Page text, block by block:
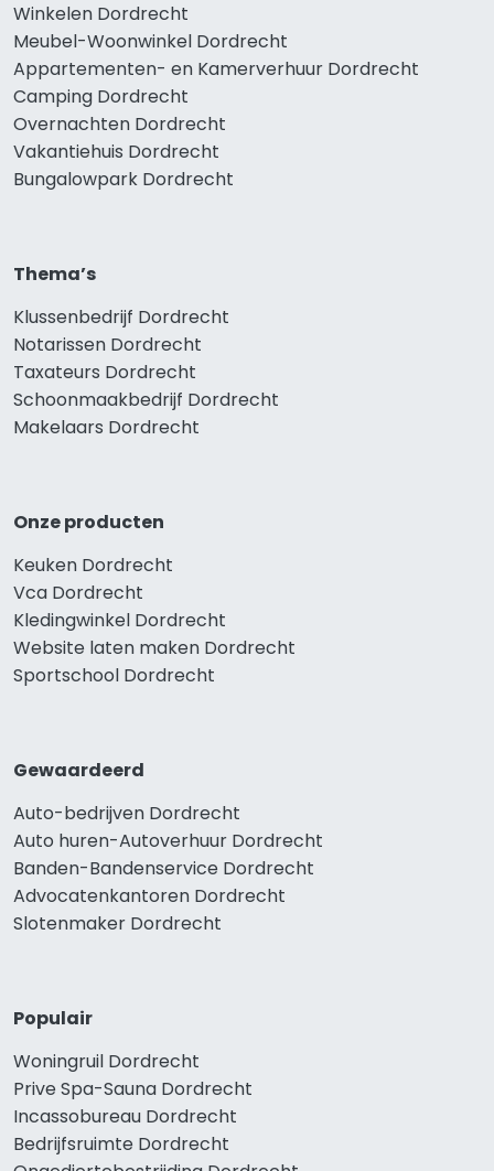
Winkelen Dordrecht
Meubel-Woonwinkel Dordrecht
Appartementen- en Kamerverhuur Dordrecht
Camping Dordrecht
Overnachten Dordrecht
Vakantiehuis Dordrecht
Bungalowpark Dordrecht
Thema’s
Klussenbedrijf Dordrecht
Notarissen Dordrecht
Taxateurs Dordrecht
Schoonmaakbedrijf Dordrecht
Makelaars Dordrecht
Onze producten
Keuken Dordrecht
Vca Dordrecht
Kledingwinkel Dordrecht
Website laten maken Dordrecht
Sportschool Dordrecht
Gewaardeerd
Auto-bedrijven Dordrecht
Auto huren-Autoverhuur Dordrecht
Banden-Bandenservice Dordrecht
Advocatenkantoren Dordrecht
Slotenmaker Dordrecht
Populair
Woningruil Dordrecht
Prive Spa-Sauna Dordrecht
Incassobureau Dordrecht
Bedrijfsruimte Dordrecht